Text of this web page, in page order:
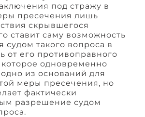
под стражу в
пресечения лишь
скрывшегося
ставит саму возможность
судом такого вопроса в
от его противоправного
одновременно
из оснований для
меры пресечения, но
фактически
разрешение судом